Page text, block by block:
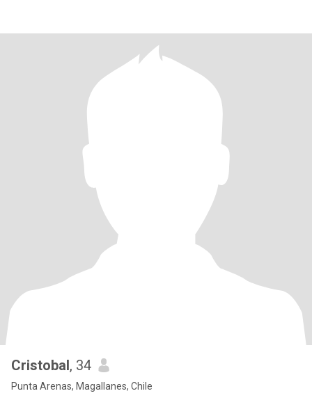
Cristobal, 34
Punta Arenas, Magallanes, Chile